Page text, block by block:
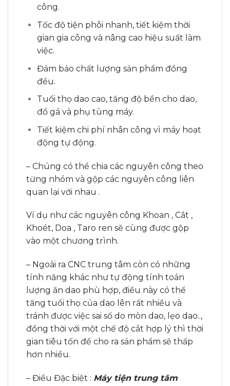
công.
Tốc độ tiện phôi nhanh, tiết kiệm thời
gian gia công và nâng cao hiệu suất làm
việc.
Đảm bảo chất lượng sản phẩm đồng
đều.
Tuổi thọ dao cao, tăng độ bền cho dao,
đồ gá và phụ tùng máy.
Tiết kiệm chi phí nhân công vì máy hoạt
động tự động.
– Chúng có thể chia các nguyên công theo
từng nhóm và gộp các nguyên công liên
quan lại với nhau .
Ví dụ như các nguyên công Khoan , Cắt ,
Khoét, Doa , Taro ren sẽ cùng được gộp
vào một chương trình.
– Ngoài ra CNC trung tâm còn có những
tính năng khác như tự động tính toán
lượng ăn dao phù hợp, điều này có thể
tăng tuổi thọ của dao lên rất nhiều và
tránh được việc sai số do mòn dao, lẹo dao..,
đồng thời với một chế độ cắt hợp lý thì thời
gian tiêu tốn để cho ra sản phẩm sẽ thấp
hơn nhiều.
– Điều Đặc biệt : Máy tiện trung tâm